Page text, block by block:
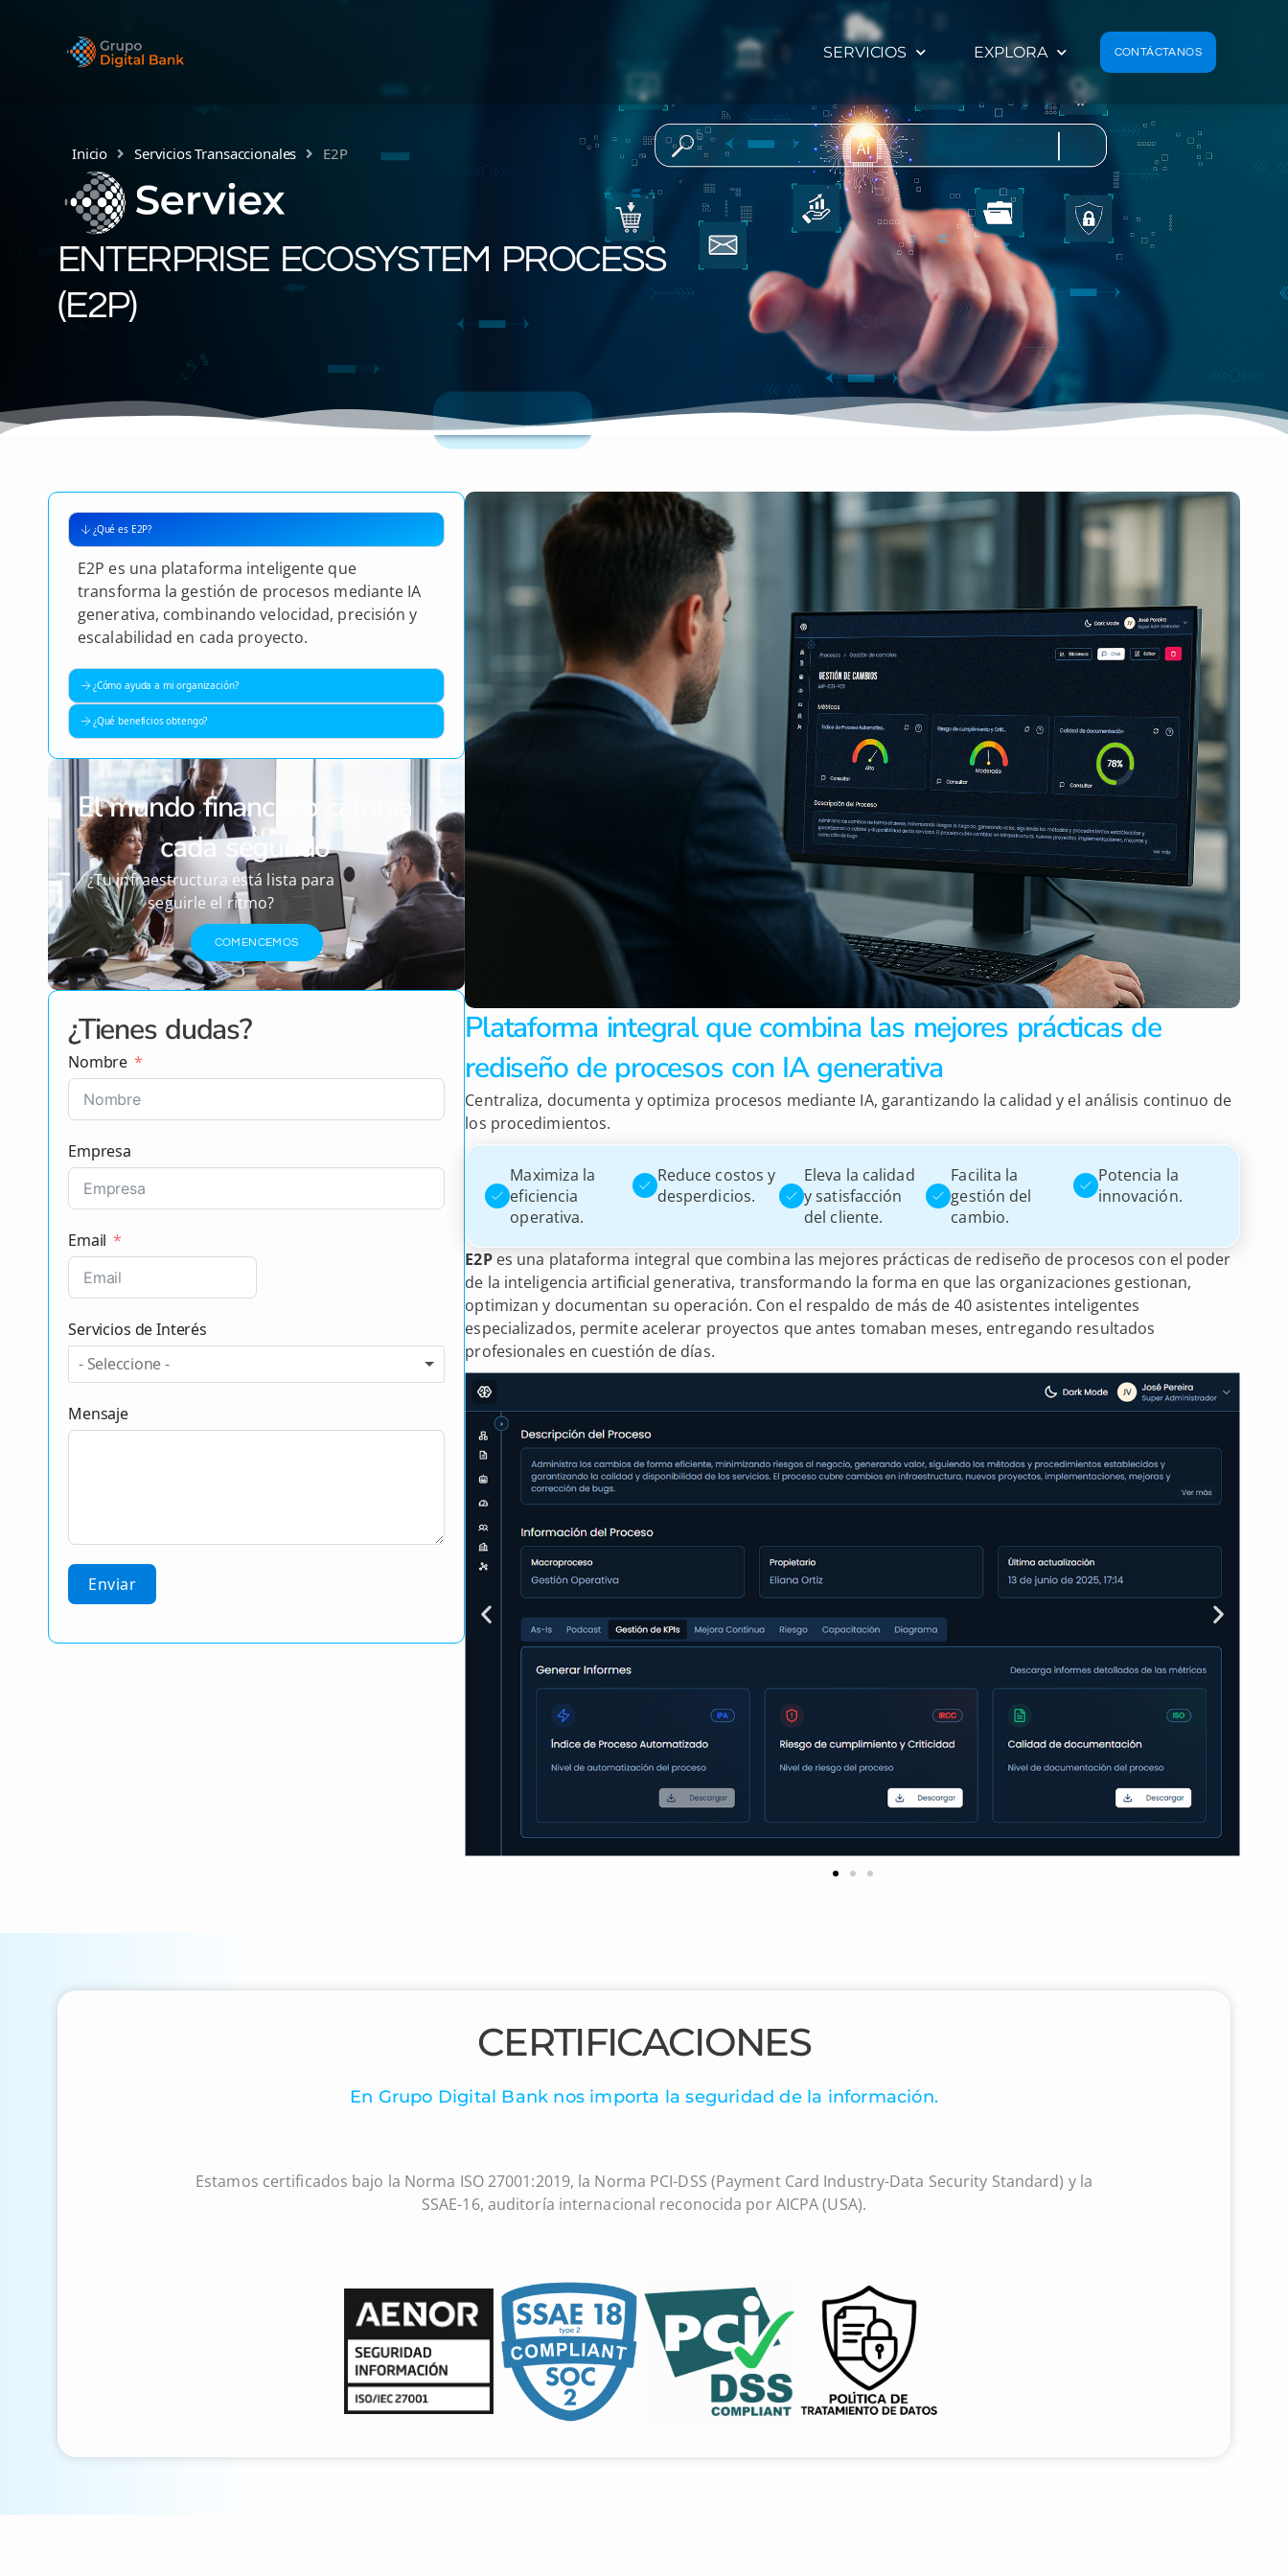
SERVICIOS EXPLORA CONTÁCTANOS
Inicio Servicios Transaccionales E2P
ENTERPRISE ECOSYSTEM PROCESS
(E2P)
¿Qué es E2P?
E2P es una plataforma inteligente que
transforma la gestión de procesos mediante IA
generativa, combinando velocidad, precisión y
escalabilidad en cada proyecto.
¿Cómo ayuda a mi organización?
¿Qué beneficios obtengo?
El mundo financiero cambia
cada segundo
¿Tu infraestructura está lista para
seguirle el ritmo?
COMENCEMOS
¿Tienes dudas?
Nombre
Empresa
Email
Servicios de Interés
Mensaje
Enviar
Plataforma integral que combina las mejores prácticas de
rediseño de procesos con IA generativa
Centraliza, documenta y optimiza procesos mediante IA, garantizando la calidad y el análisis continuo de
los procedimientos.
Maximiza la
eficiencia
operativa.
Reduce costos y
desperdicios.
Eleva la calidad
y satisfacción
del cliente.
Facilita la
gestión del
cambio.
Potencia la
innovación.
E2Pes una plataforma integral que combina las mejores prácticas de rediseño de procesos con el poder
de la inteligencia artificial generativa, transformando la forma en que las organizaciones gestionan,
optimizan y documentan su operación. Con el respaldo de más de 40 asistentes inteligentes
especializados, permite acelerar proyectos que antes tomaban meses, entregando resultados
profesionales en cuestión de días.
CERTIFICACIONES
En Grupo Digital Bank nos importa la seguridad de la información.
Estamos certificados bajo la Norma ISO 27001:2019, la Norma PCI-DSS (Payment Card Industry-Data Security Standard) y la
SSAE-16, auditoría internacional reconocida por AICPA (USA).